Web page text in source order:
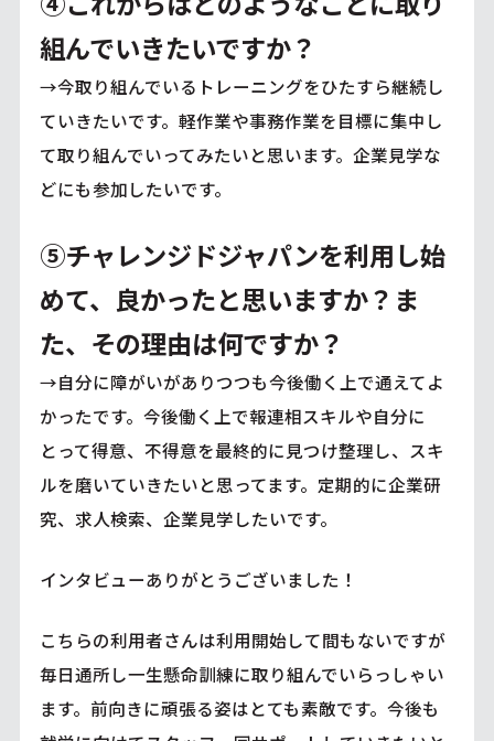
組んでいきたいですか？
→今取り組んでいるトレーニングをひたすら継続し
ていきたいです。軽作業や事務作業を目標に集中し
て取り組んでいってみたいと思います。企業見学な
どにも参加したいです。
⑤チャレンジドジャパンを利用し始
めて、良かったと思いますか？ま
た、その理由は何ですか？
→自分に障がいがありつつも今後働く上で通えてよ
かったです。今後働く上で報連相スキルや自分に
とって得意、不得意を最終的に見つけ整理し、スキ
ルを磨いていきたいと思ってます。定期的に企業研
究、求人検索、企業見学したいです。
インタビューありがとうございました！
こちらの利用者さんは利用開始して間もないですが
毎日通所し一生懸命訓練に取り組んでいらっしゃい
ます。前向きに頑張る姿はとても素敵です。今後も